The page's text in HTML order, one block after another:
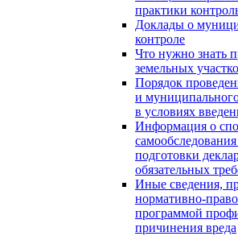
практики
Доклады о
контроле
Что нужно знать
земельных
Порядок
и
в условиях
Информация о
подготовки
обязательных
Иные сведения,
нормативно-
программой
причинения вреда